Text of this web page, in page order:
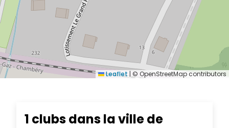
Leaflet | © OpenStreetMap contributors
1 clubs dans la ville de